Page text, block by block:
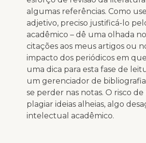
algumas referências. Como
adjetivo, preciso justificá-lo
acadêmico – dê uma olhada
citações aos meus artigos ou
impacto dos periódicos em
uma dica para esta fase de
um gerenciador de
se perder nas notas. O risco de
plagiar ideias alheias, algo
intelectual acadêmico.